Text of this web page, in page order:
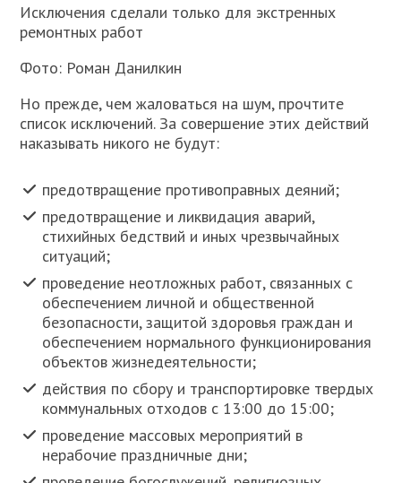
Исключения сделали только для экстренных
ремонтных работ
Фото: Роман Данилкин
Но прежде, чем жаловаться на шум, прочтите
список исключений. За совершение этих действий
наказывать никого не будут:
предотвращение противоправных деяний;
предотвращение и ликвидация аварий,
стихийных бедствий и иных чрезвычайных
ситуаций;
проведение неотложных работ, связанных с
обеспечением личной и общественной
безопасности, защитой здоровья граждан и
обеспечением нормального функционирования
объектов жизнедеятельности;
действия по сбору и транспортировке твердых
коммунальных отходов с 13:00 до 15:00;
проведение массовых мероприятий в
нерабочие праздничные дни;